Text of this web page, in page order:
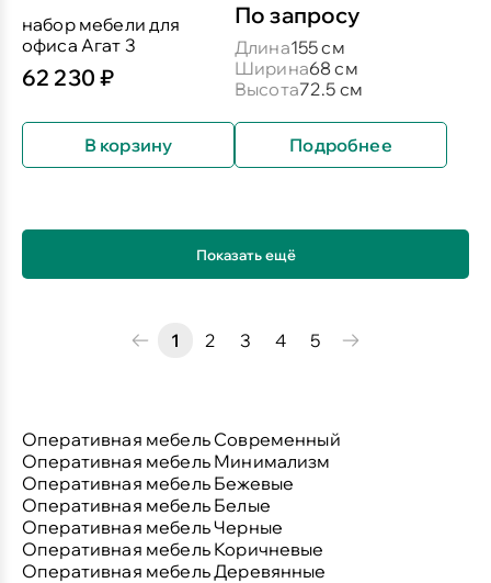
набор мебели для
офиса Агат 3
62 230 ₽
В корзину
По запросу
Длина155 см
Ширина68 см
Высота72.5 см
Подробнее
Показать ещё
1 2 3 4 5
Оперативная мебель Современный
Оперативная мебель Минимализм
Оперативная мебель Бежевые
Оперативная мебель Белые
Оперативная мебель Черные
Оперативная мебель Коричневые
Оперативная мебель Деревянные